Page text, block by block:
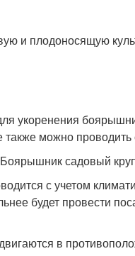
и плодоносящую
укоренения
можно проводить
с учетом
будет провести
в